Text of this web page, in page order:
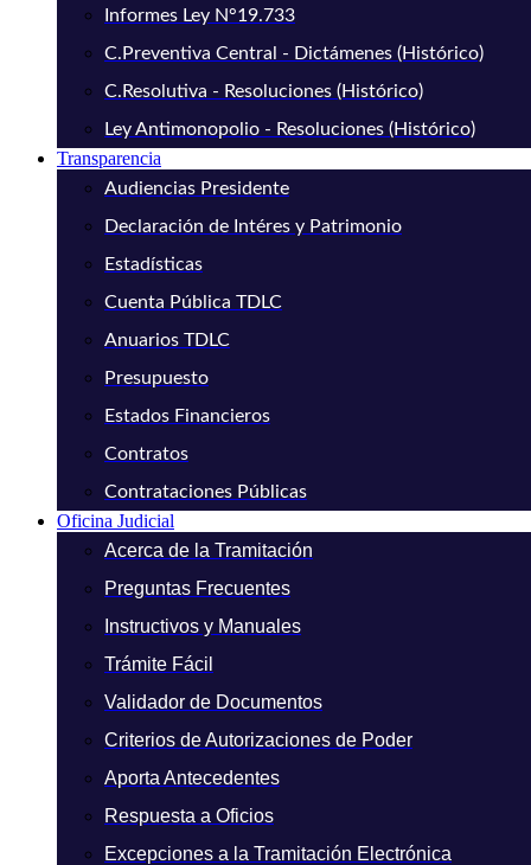
Informes Ley N°19.733
C.Preventiva Central - Dictámenes (Histórico)
C.Resolutiva - Resoluciones (Histórico)
Ley Antimonopolio - Resoluciones (Histórico)
Transparencia
Audiencias Presidente
Declaración de Intéres y Patrimonio
Estadísticas
Cuenta Pública TDLC
Anuarios TDLC
Presupuesto
Estados Financieros
Contratos
Contrataciones Públicas
Oficina Judicial
Acerca de la Tramitación
Preguntas Frecuentes
Instructivos y Manuales
Trámite Fácil
Validador de Documentos
Criterios de Autorizaciones de Poder
Aporta Antecedentes
Respuesta a Oficios
Excepciones a la Tramitación Electrónica